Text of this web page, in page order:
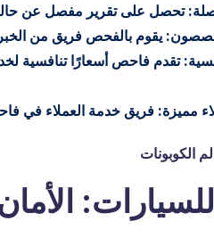
تحصل على تقرير مفصل عن
يقوم بالفحص فريق من
تقدم فاحص أسعارًا تنافسية
مميزة: فريق خدمة العملاء في
الكوبونات